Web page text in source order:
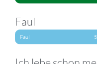
Faul
Faul